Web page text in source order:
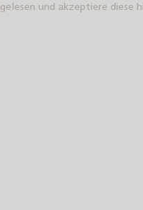
gelesen und akzeptiere diese